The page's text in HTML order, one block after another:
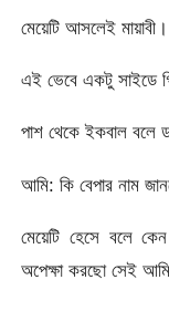
মেয়েটি আসলেই
এই ভেবে একটু সাইডে
পাশ থেকে ইকবাল বলে
আমি: কি বেপার নাম
মেয়েটি হেসে বলে
অপেক্ষা করছো সেই